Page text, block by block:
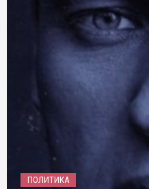
ПОЛИТИКА